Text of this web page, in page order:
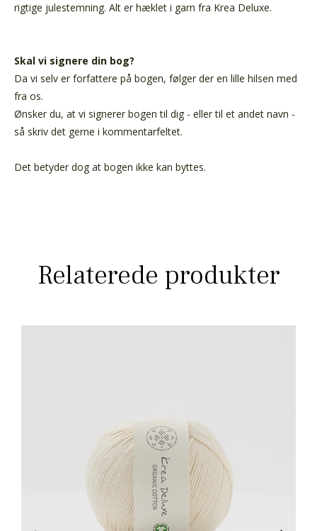
rigtige julestemning. Alt er hæklet i garn fra Krea Deluxe.
Skal vi signere din bog?
Da vi selv er forfattere på bogen, følger der en lille hilsen med
fra os.
Ønsker du, at vi signerer bogen til dig - eller til et andet navn -
så skriv det gerne i kommentarfeltet.
Det betyder dog at bogen ikke kan byttes.
Relaterede produkter